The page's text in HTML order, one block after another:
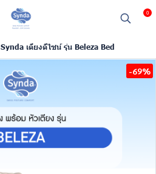
0
Synda เตียงดีไซน์ รุ่น Beleza Bed
-69%